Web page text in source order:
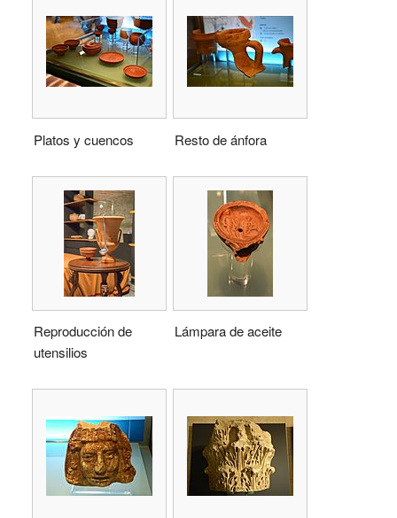
Platos y cuencos Resto de ánfora
Reproducción de
utensilios
Lámpara de aceite